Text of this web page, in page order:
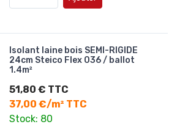
Isolant laine bois SEMI-RIGIDE
24cm Steico Flex 036 / ballot
1.4m²
51,80 € TTC
37,00 €/m² TTC
Stock: 80